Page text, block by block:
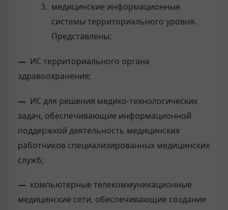
медицинские информационные
системы территориального уровня.
Представлены:
— ИС территориального органа
здравоохранения;
— ИС для решения медико-технологических
задач, обеспечивающие информационной
поддержкой деятельность медицинских
работников специализированных медицинских
служб;
— компьютерные телекоммуникационные
медицинские сети, обеспечивающие создание